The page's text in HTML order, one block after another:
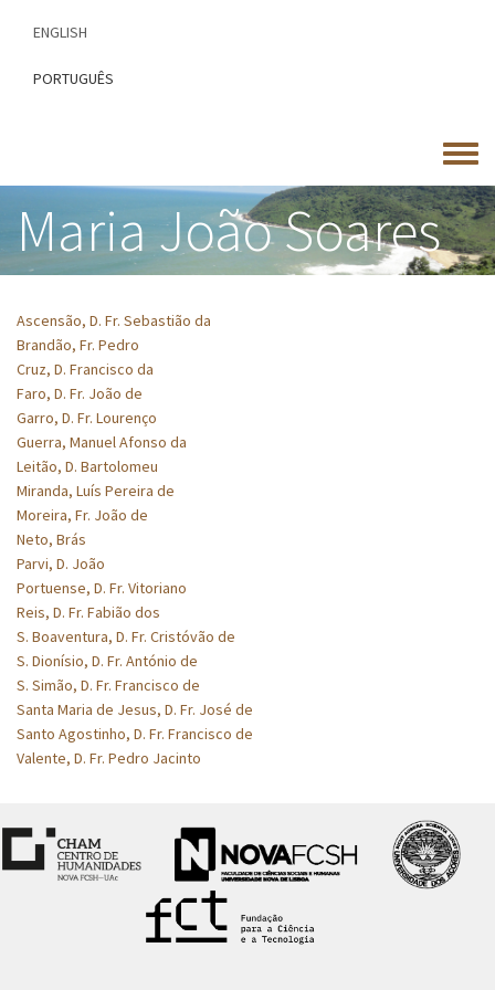
content
ENGLISH
PORTUGUÊS
Toggle
menu
Maria João Soares
Ascensão, D. Fr. Sebastião da
Brandão, Fr. Pedro
Cruz, D. Francisco da
Faro, D. Fr. João de
Garro, D. Fr. Lourenço
Guerra, Manuel Afonso da
Leitão, D. Bartolomeu
Miranda, Luís Pereira de
Moreira, Fr. João de
Neto, Brás
Parvi, D. João
Portuense, D. Fr. Vitoriano
Reis, D. Fr. Fabião dos
S. Boaventura, D. Fr. Cristóvão de
S. Dionísio, D. Fr. António de
S. Simão, D. Fr. Francisco de
Santa Maria de Jesus, D. Fr. José de
Santo Agostinho, D. Fr. Francisco de
Valente, D. Fr. Pedro Jacinto